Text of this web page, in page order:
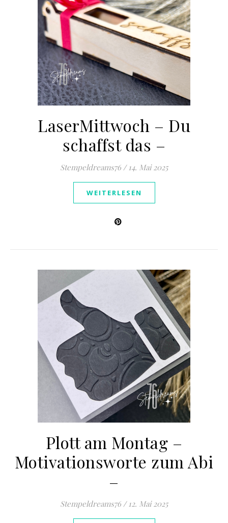
LaserMittwoch – Du
schaffst das –
Stempeldreams76 / 14. Mai 2025
WEITERLESEN
Plott am Montag –
Motivationsworte zum Abi
–
Stempeldreams76 / 12. Mai 2025